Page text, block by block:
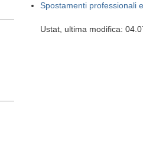
Spostamenti professionali
Ustat, ultima modifica: